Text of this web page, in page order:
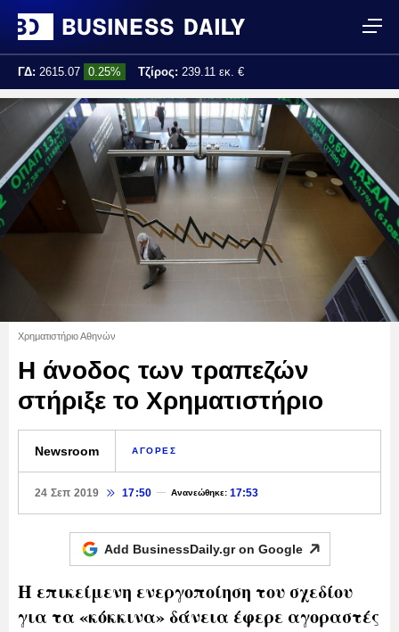
ΓΔ: 2615.07 0.25% Τζίρος: 239.11 εκ. €
Τελ. ενημέρωση: 17:25:01
Χρηματιστήριο Αθηνών
Η άνοδος των τραπεζών
στήριξε το Χρηματιστήριο
Newsroom ΑΓΟΡΕΣ
24 Σεπ 2019 17:50 Ανανεώθηκε: 17:53
Add BusinessDaily.gr on Google
Η επικείμενη ενεργοποίηση του σχεδίου
για τα «κόκκινα» δάνεια έφερε αγοραστές